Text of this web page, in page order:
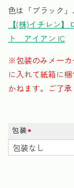
色は「ブラック」
【(株)イチレン
ト アイアン IC
※包装のみメーカ
に入れて紙箱に
かねます。ご了承
包装
(必
須)